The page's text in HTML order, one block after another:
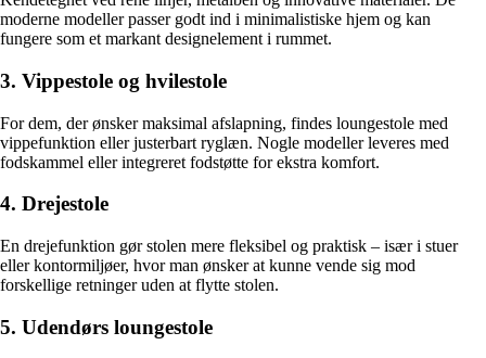
moderne modeller passer godt ind i minimalistiske hjem og kan
fungere som et markant designelement i rummet.
3. Vippestole og hvilestole
For dem, der ønsker maksimal afslapning, findes loungestole med
vippefunktion eller justerbart ryglæn. Nogle modeller leveres med
fodskammel eller integreret fodstøtte for ekstra komfort.
4. Drejestole
En drejefunktion gør stolen mere fleksibel og praktisk – især i stuer
eller kontormiljøer, hvor man ønsker at kunne vende sig mod
forskellige retninger uden at flytte stolen.
5. Udendørs loungestole